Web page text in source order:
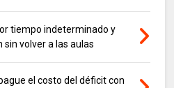
tiempo indeterminado y
volver a las aulas
el costo del déficit con